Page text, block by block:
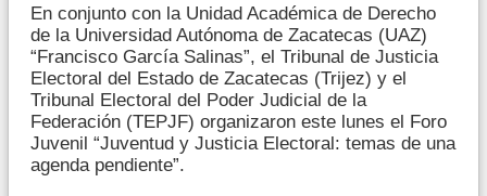
En conjunto con la Unidad Académica de Derecho
de la Universidad Autónoma de Zacatecas (UAZ)
“Francisco García Salinas”, el Tribunal de Justicia
Electoral del Estado de Zacatecas (Trijez) y el
Tribunal Electoral del Poder Judicial de la
Federación (TEPJF) organizaron este lunes el Foro
Juvenil “Juventud y Justicia Electoral: temas de una
agenda pendiente”.